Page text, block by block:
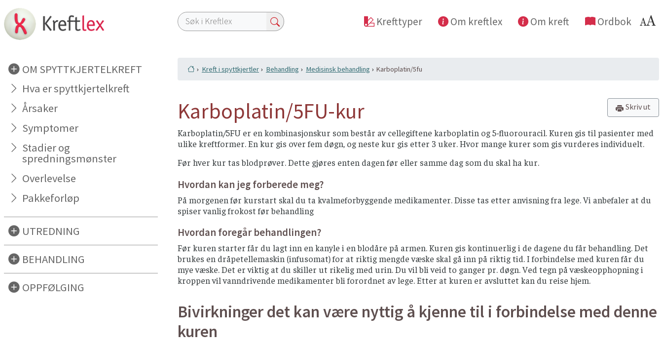
OM SPYTTKJERTELKREFT
Hva er spyttkjertelkreft
Årsaker
Symptomer
Stadier og
spredningsmønster
Overlevelse
Pakkeforløp
UTREDNING
BEHANDLING
OPPFØLGING
Krefttyper Om kreftlex Om kreft Ordbok
Kreft i spyttkjertler Behandling Medisinsk behandling Karboplatin/5fu
Skriv ut
Karboplatin/5FU-kur
Karboplatin/5FU er en kombinasjonskur som består av cellegiftene karboplatin og 5-fluorouracil. Kuren gis til pasienter med
ulike kreftformer. En kur gis over fem døgn, og neste kur gis etter 3 uker. Hvor mange kurer som gis vurderes individuelt.
Før hver kur tas blodprøver. Dette gjøres enten dagen før eller samme dag som du skal ha kur.
Hvordan kan jeg forberede meg?
På morgenen før kurstart skal du ta kvalmeforbyggende medikamenter. Disse tas etter anvisning fra lege. Vi anbefaler at du
spiser vanlig frokost før behandling
Hvordan foregår behandlingen?
Før kuren starter får du lagt inn en kanyle i en blodåre på armen. Kuren gis kontinuerlig i de dagene du får behandling. Det
brukes en dråpetellemaskin (infusomat) for at riktig mengde væske skal gå inn på riktig tid. I forbindelse med kuren får du
mye væske. Det er viktig at du skiller ut rikelig med urin. Du vil bli veid to ganger pr. døgn. Ved tegn på væskeopphopning i
kroppen vil vanndrivende medikamenter bli forordnet av lege. Etter at kuren er avsluttet kan du reise hjem.
Bivirkninger det kan være nyttig å kjenne til i forbindelse med denne
kuren